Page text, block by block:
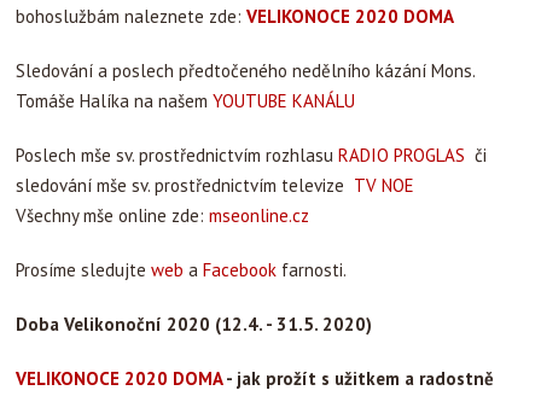
bohoslužbám naleznete zde: VELIKONOCE 2020 DOMA
Sledování a poslech předtočeného nedělního kázání Mons.
Tomáše Halíka na našem YOUTUBE KANÁLU
Poslech mše sv. prostřednictvím rozhlasu RADIO PROGLAS či
sledování mše sv. prostřednictvím televize TV NOE
Všechny mše online zde: mseonline.cz
Prosíme sledujte web a Facebook farnosti.
Doba Velikonoční 2020 (12.4. - 31.5. 2020)
VELIKONOCE 2020 DOMA- jak prožít s užitkem a radostně